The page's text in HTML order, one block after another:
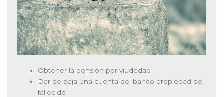
Obtener la pensión por viudedad
Dar de baja una cuenta del banco propiedad del
fallecido